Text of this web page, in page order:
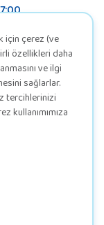
için çerez (ve
özellikleri daha
ve ilgi
sağlarlar.
tercihlerinizi
kullanımımıza